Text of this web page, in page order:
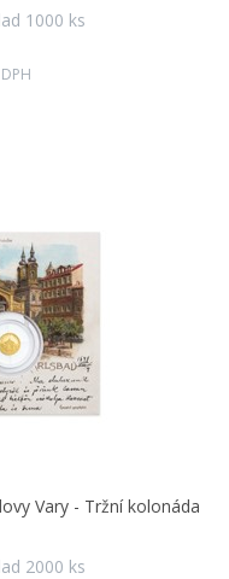
1000 ks
Vary - Tržní kolonáda
2000 ks